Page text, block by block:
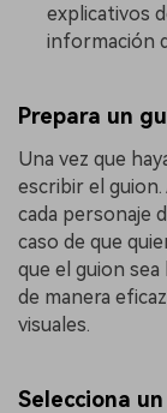
explicativos
información
Prepara un
Una vez que
escribir el
cada personaje
caso de que
que el guion
de manera
visuales.
Selecciona